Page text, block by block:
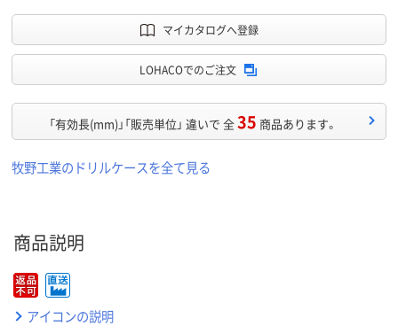
マイカタログへ登録
LOHACOでのご注文
「有効長(mm)」「販売単位」 違いで 全35 商品あります。
牧野工業のドリルケースを全て見る
商品説明
アイコンの説明